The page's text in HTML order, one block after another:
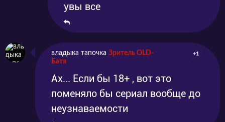
увы все
владыка тапочка Зритель OLD-
Батя
+1
Ах... Если бы 18+ , вот это
поменяло бы сериал вообще до
неузнаваемости